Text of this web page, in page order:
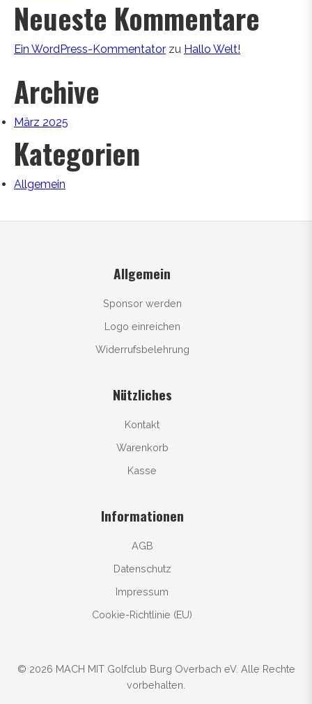
Neueste Kommentare
Ein WordPress-Kommentator zu Hallo Welt!
Archive
März 2025
Kategorien
Allgemein
Allgemein
Sponsor werden
Logo einreichen
Widerrufsbelehrung
Nützliches
Kontakt
Warenkorb
Kasse
Informationen
AGB
Datenschutz
Impressum
Cookie-Richtlinie (EU)
© 2026 MACH MIT Golfclub Burg Overbach eV. Alle Rechte
vorbehalten.